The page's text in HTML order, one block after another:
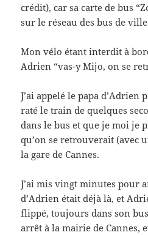
crédit), car sa carte de bus
sur le réseau des bus de
Mon vélo étant interdit à
Adrien “vas-y Mijo, on se
J’ai appelé le papa
raté le train de quelques
dans le bus et que je moi je
qu’on se retrouverait (avec
la gare de Cannes.
J’ai mis vingt minutes pour
d’Adrien était déjà là, et
flippé, toujours dans son
arrêt à la mairie de Cannes,